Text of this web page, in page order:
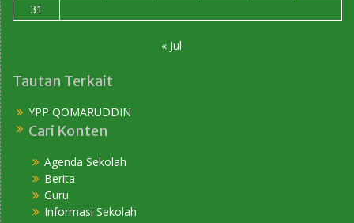
31
« Jul
Tautan Terkait
YPP QOMARUDDIN
Cari Konten
Agenda Sekolah
Berita
Guru
Informasi Sekolah